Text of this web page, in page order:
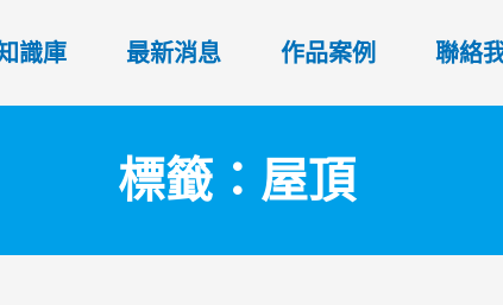
識庫 最新消息 作品案例 聯絡
標籤：屋頂